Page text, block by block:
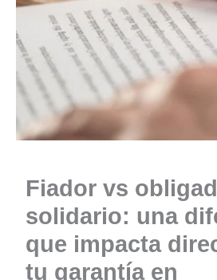
Fiador vs
solidario: una
que impacta
tu garantía en